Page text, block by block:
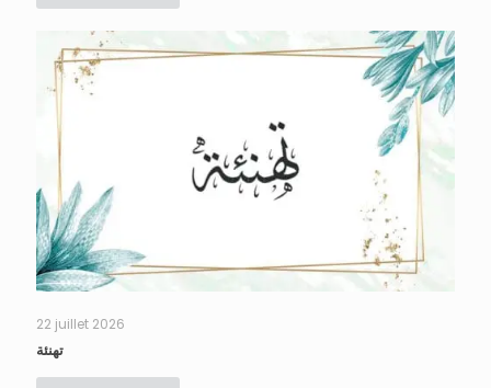
22 juillet 2026
تهنئة